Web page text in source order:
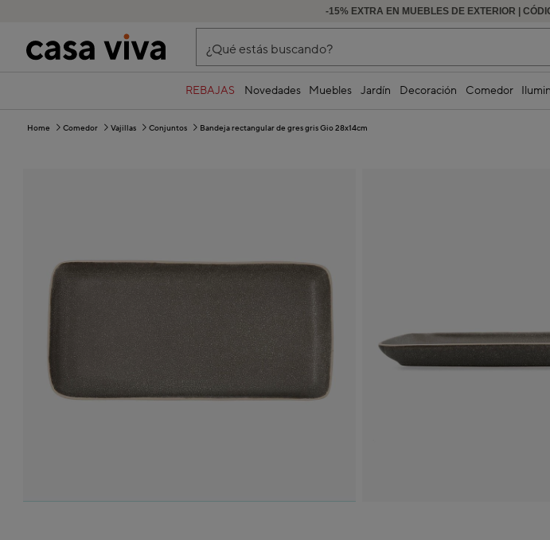
-15% EXTRA EN MUEBLES DE EXTERIOR |
HASTA -60% DE
¿Qué estás buscando?
REBAJAS Novedades Muebles Jardín Decoración Comedor
Home Comedor Vajillas Conjuntos Bandeja rectangular de gres gris Gio 28x14cm